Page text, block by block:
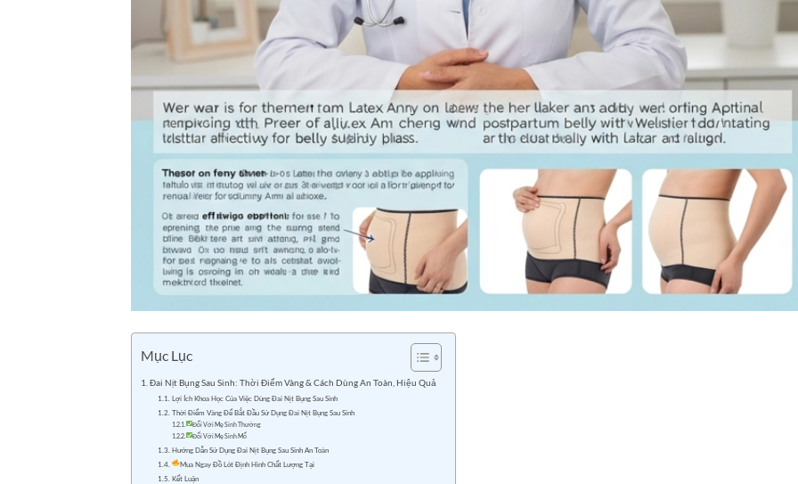
Mục Lục
Đai Nịt Bụng Sau Sinh: Thời Điểm Vàng & Cách Dùng An Toàn, Hiệu Quả
Lợi Ích Khoa Học Của Việc Dùng Đai Nịt Bụng Sau Sinh
Thời Điểm Vàng Để Bắt Đầu Sử Dụng Đai Nịt Bụng Sau Sinh
Đối Với Mẹ Sinh Thường
Đối Với Mẹ Sinh Mổ
Hướng Dẫn Sử Dụng Đai Nịt Bụng Sau Sinh An Toàn
Mua Ngay Đồ Lót Định Hình Chất Lượng Tại
Kết Luận